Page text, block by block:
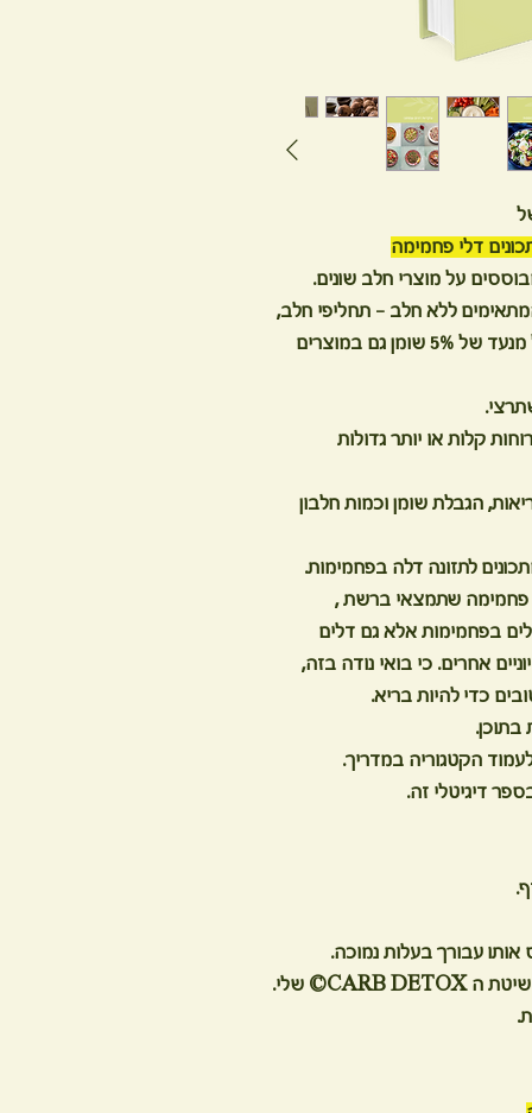
דלי פחמימה
על מוצרי חלב שונים.
ללא חלב - תחליפי חלב,
תחליפי גבינות ויוגורט. אני ממליצה לשמור על מנעד של 5% שומן גם במוצרים
קלות או יותר גדולות
הגבלת שומן וכמות חלבון
לתזונה דלה בפחמימות.
פחמימה שתמצאי ברשת ,
בפחמימות אלא גם דלים
אחרים. כי בואי נודה בזה,
כדי להיות בריא.
בתוכן.
הקטגוריה במדריך.
אותו עבורך בעלות נמוכה.
ה CARB DETOX©
שלי.